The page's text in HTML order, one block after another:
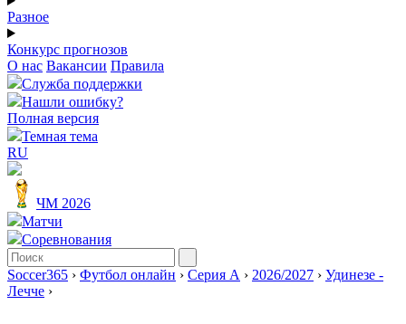
Разное
Конкурс прогнозов
О нас Вакансии Правила
Служба поддержки
Нашли ошибку?
Полная версия
Темная тема
RU
ЧМ 2026
Матчи
Соревнования
Soccer365 › Футбол онлайн › Серия А › 2026/2027 › Удинезе -
Лечче ›